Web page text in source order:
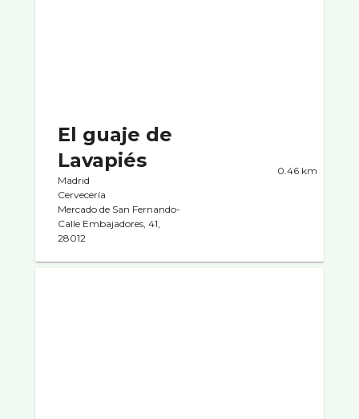
El guaje de
Lavapiés
Madrid
Cervecerí­a
Mercado de San Fernando-
Calle Embajadores, 41,
28012
0.46 km